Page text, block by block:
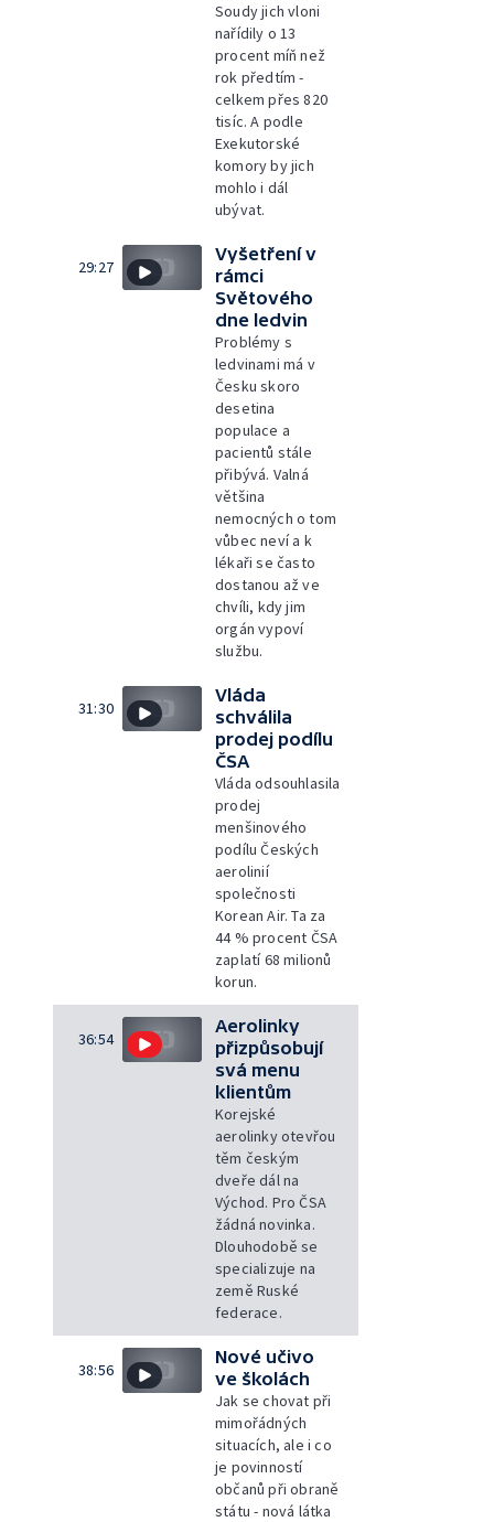
Soudy jich vloni
nařídily o 13
procent míň než
rok předtím -
celkem přes 820
tisíc. A podle
Exekutorské
komory by jich
mohlo i dál
ubývat.
29:27
Vyšetření v
rámci
Světového
dne ledvin
Problémy s
ledvinami má v
Česku skoro
desetina
populace a
pacientů stále
přibývá. Valná
většina
nemocných o tom
vůbec neví a k
lékaři se často
dostanou až ve
chvíli, kdy jim
orgán vypoví
službu.
31:30
Vláda
schválila
prodej podílu
ČSA
Vláda odsouhlasila
prodej
menšinového
podílu Českých
aerolinií
společnosti
Korean Air. Ta za
44 % procent ČSA
zaplatí 68 milionů
korun.
36:54
Aerolinky
přizpůsobují
svá menu
klientům
Korejské
aerolinky otevřou
těm českým
dveře dál na
Východ. Pro ČSA
žádná novinka.
Dlouhodobě se
specializuje na
země Ruské
federace.
38:56
Nové učivo
ve školách
Jak se chovat při
mimořádných
situacích, ale i co
je povinností
občanů při obraně
státu - nová látka